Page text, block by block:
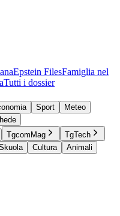
Epstein FilesFamiglia nel
Tutti i dossier
Sport
Meteo
TgcomMag
TgTech
Cultura
Animali